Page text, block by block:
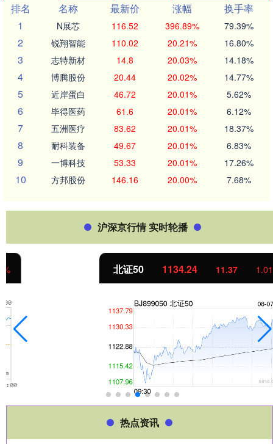
排名
名称 最新价 涨幅
换手率
1
N展芯 116.52 396.89% 79.39%
2 锐翔智能 110.02 20.21% 16.80%
3 志特新材 14.8 20.03% 14.18%
4 博腾股份 20.44 20.02% 14.77%
5 近岸蛋白 46.72 20.01% 5.62%
6 毕得医药 61.6 20.01% 6.12%
7 五洲医疗 83.62 20.01% 18.37%
8 耐科装备 49.67 20.01% 6.83%
9 一博科技 53.33 20.01% 17.26%
10 方邦股份 146.16 20.00% 7.68%
沪深京行情 实时轮播
1134.24 11.37 1.01%
热点资讯